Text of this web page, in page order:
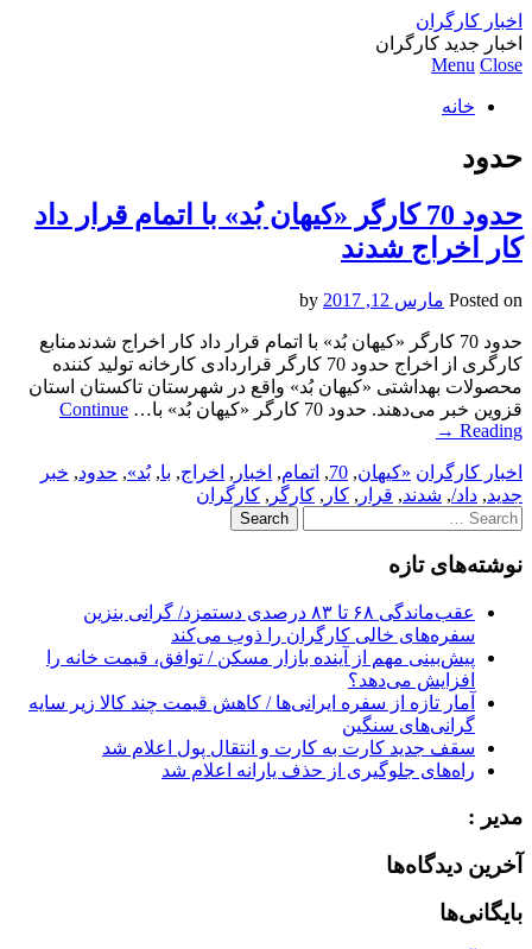
اخبار کارگران
اخبار جدید کارگران
Menu Close
خانه
حدود
حدود 70 کارگر «کیهان بُد» با اتمام قرار داد
کار اخراج شدند
Posted on مارس 12, 2017
حدود 70 کارگر «کیهان بُد» با اتمام قرار داد کار اخراج شدندمنابع
کارگری از اخراج حدود 70 کارگر قراردادی کارخانه تولید کننده
محصولات بهداشتی «کیهان بُد» واقع در شهرستان تاکستان استان
قزوین خبر می‌دهند. حدود 70 کارگر «کیهان بُد» با…
Continue
Reading
→
اخبار کارگران «کیهان,
70
, اتمام, اخبار , اخراج, با,بُد», حدود, خبر
جدید, داد/, شدند, قرار , کار , کارگر , کارگران
Search
for:
نوشته‌های تازه
عقب‌ماندگی ۶۸ تا ۸۳ درصدی دستمزد/ گرانی بنزین
سفره‌های خالی کارگران را ذوب می‌کند
پیش‌بینی مهم از آینده بازار مسکن / توافق، قیمت خانه را
افزایش می‌دهد؟
آمار تازه از سفره ایرانی‌ها / کاهش قیمت چند کالا زیر سایه
گرانی‌های سنگین
سقف جدید کارت به کارت و انتقال پول اعلام شد
راه‌های جلوگیری از حذف یارانه اعلام شد
مدیر :
آخرین دیدگاه‌ها
بایگانی‌ها